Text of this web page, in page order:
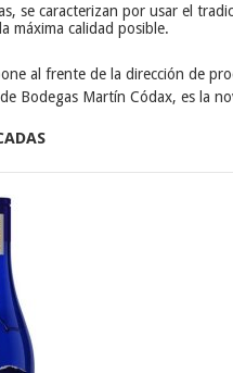
se caracterizan por usar el
máxima calidad posible.
al frente de la dirección de
Bodegas Martín Códax, es la